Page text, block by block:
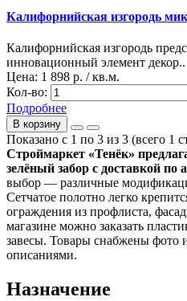
Калифорнийская изгородь
Калифорнийская изгородь
инновационный элемент декор..
Цена: 1 898 р. / кв.м.
Кол-во:
Подробнее
В корзину
Показано с 1 по 3 из 3 (всего 1
Строймаркет «Тенёк»
зелёный забор с доставкой
выбор — различные
Сетчатое полотно легко
ограждения из профлиста,
магазине можно заказать
завесы. Товары снабжены
описаниями.
Назначение